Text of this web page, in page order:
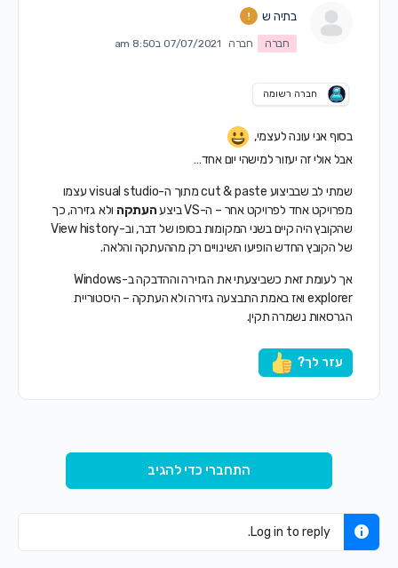
בתיה ש
חברה חברה 07/07/2021 ב8:50 am
חברה רשומה
בסוף אני עונה לעצמי,
אבל אולי זה יעזור למישהי יום אחד…
שמתי לב שבביצוע cut & paste מתוך ה-visual studio עצמו
מפרויקט אחד לפרויקט אחר – ה-VS ביצע
העתקהולא גזירה, כך
שהקובץ היה קיים בשני המקומות בסופו של דבר, וב-View history
של הקובץ החדש הופיעו השינויים רק מההעתקה והלאה.
אך לעומת זאת כשביצעתי את הגזירה וההדבקה ב-Windows
explorer ואז באמת התבצעה גזירה ולא העתקה – היסטוריית
הגרסאות נשמרה תקין.
עזר לך?
התחברי כדי להגיב
Log in to reply.